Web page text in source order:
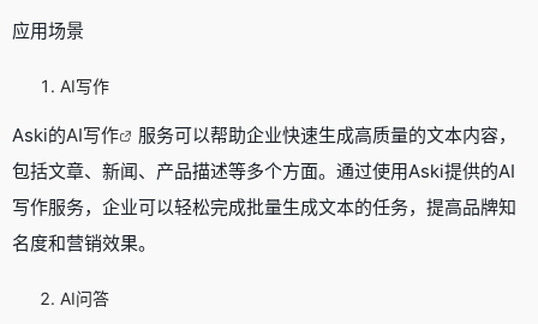
应用场景
AI写作
Aski的AI写作
服务可以帮助企业快速生成高质量的文本内容，
包括文章、新闻、产品描述等多个方面。通过使用Aski提供的AI
写作服务，企业可以轻松完成批量生成文本的任务，提高品牌知
名度和营销效果。
AI问答